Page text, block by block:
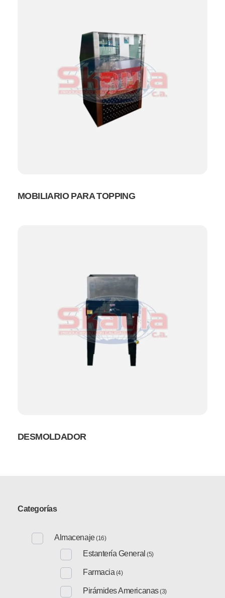
MOBILIARIO PARA TOPPING
DESMOLDADOR
Categorías
Almacenaje(16)
Estantería General (5)
Farmacia (4)
Pirámides Americanas(3)